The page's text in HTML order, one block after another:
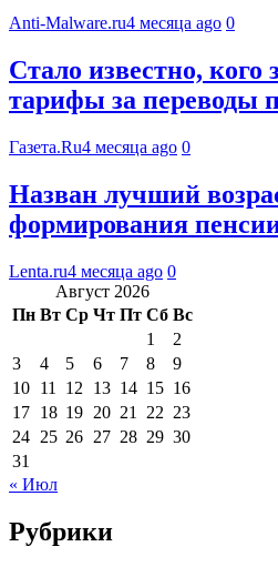
Anti-Malware.ru4 месяца ago 0
Стало известно, кого
тарифы за переводы
Газета.Ru4 месяца ago 0
Назван лучший
формирования
Lenta.ru4 месяца ago 0
Август 2026
Пн Вт Ср Чт Пт Сб Вс
1
2
3
4 5 6 7 8
9
10 11 12 13 14 15 16
17 18 19 20 21 22 23
24 25 26 27 28 29 30
31
« Июл
Рубрики